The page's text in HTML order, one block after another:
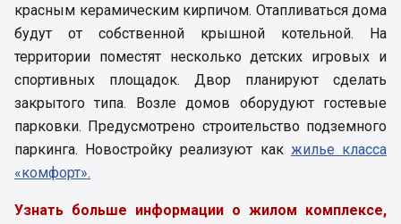
красным керамическим кирпичом. Отапливаться дома
будут от собственной крышной котельной. На
территории поместят несколько детских игровых и
спортивных площадок. Двор планируют сделать
закрытого типа. Возле домов оборудуют гостевые
парковки. Предусмотрено строительство подземного
паркинга. Новостройку реализуют как жилье класса
«комфорт».
Узнать больше информации о жилом комплексе,